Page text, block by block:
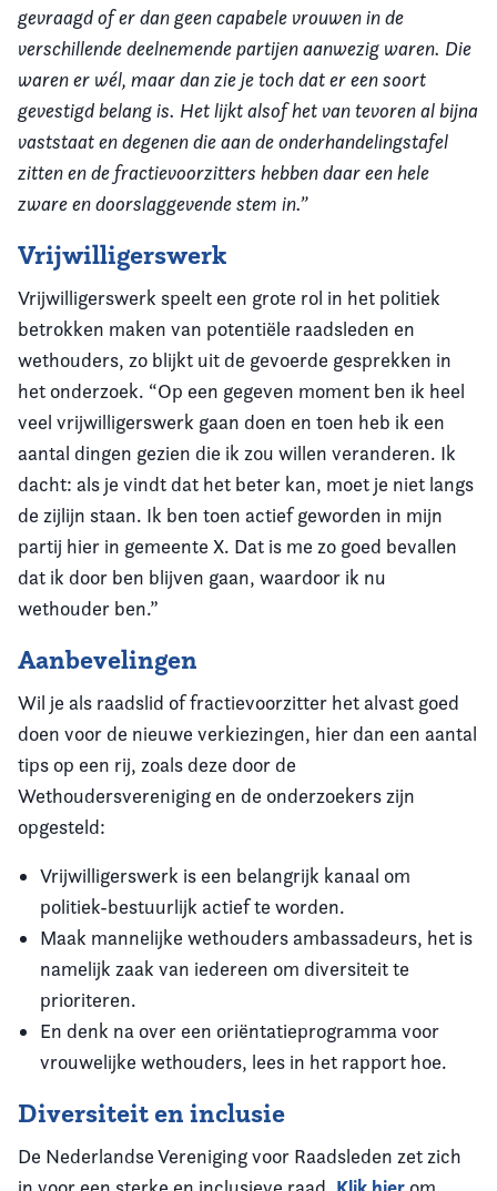
gevraagd of er dan geen capabele vrouwen in de
verschillende deelnemende partijen aanwezig waren. Die
waren er wél, maar dan zie je toch dat er een soort
gevestigd belang is. Het lijkt alsof het van tevoren al bijna
vaststaat en degenen die aan de onderhandelingstafel
zitten en de fractievoorzitters hebben daar een hele
zware en doorslaggevende stem in.”
Vrijwilligerswerk
Vrijwilligerswerk speelt een grote rol in het politiek
betrokken maken van potentiële raadsleden en
wethouders, zo blijkt uit de gevoerde gesprekken in
het onderzoek. “Op een gegeven moment ben ik heel
veel vrijwilligerswerk gaan doen en toen heb ik een
aantal dingen gezien die ik zou willen veranderen. Ik
dacht: als je vindt dat het beter kan, moet je niet langs
de zijlijn staan. Ik ben toen actief geworden in mijn
partij hier in gemeente X. Dat is me zo goed bevallen
dat ik door ben blijven gaan, waardoor ik nu
wethouder ben.”
Aanbevelingen
Wil je als raadslid of fractievoorzitter het alvast goed
doen voor de nieuwe verkiezingen, hier dan een aantal
tips op een rij, zoals deze door de
Wethoudersvereniging en de onderzoekers zijn
opgesteld:
Vrijwilligerswerk is een belangrijk kanaal om
politiek-bestuurlijk actief te worden.
Maak mannelijke wethouders ambassadeurs, het is
namelijk zaak van iedereen om diversiteit te
prioriteren.
En denk na over een oriëntatieprogramma voor
vrouwelijke wethouders, lees in het rapport hoe.
Diversiteit en inclusie
De Nederlandse Vereniging voor Raadsleden zet zich